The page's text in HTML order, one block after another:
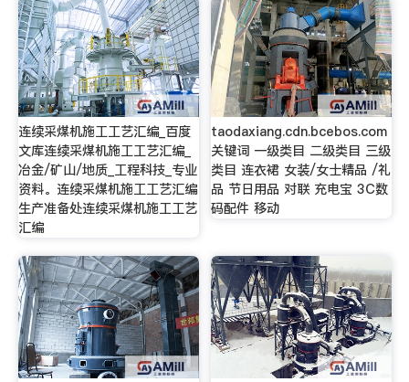
连续采煤机施工工艺汇编_百度
文库连续采煤机施工工艺汇编_
冶金/矿山/地质_工程科技_专业
资料。连续采煤机施工工艺汇编
生产准备处连续采煤机施工工艺
汇编
taodaxiang.cdn.bcebos.com
关键词 一级类目 二级类目 三级
类目 连衣裙 女装/女士精品 /礼
品 节日用品 对联 充电宝 3C数
码配件 移动